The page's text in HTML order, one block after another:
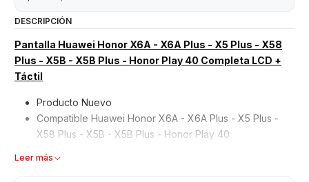
DESCRIPCIÓN
Pantalla Huawei Honor X6A - X6A Plus - X5 Plus - X58
Plus - X5B - X5B Plus - Honor Play 40 Completa LCD +
Táctil
Producto Nuevo
Compatible Huawei Honor X6A - X6A Plus - X5 Plus -
X58 Plus - X5B - X5B Plus - Honor Play 40
Leer más